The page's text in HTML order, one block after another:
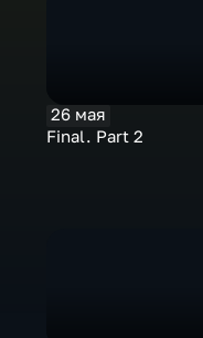
26 мая
Final. Part 2